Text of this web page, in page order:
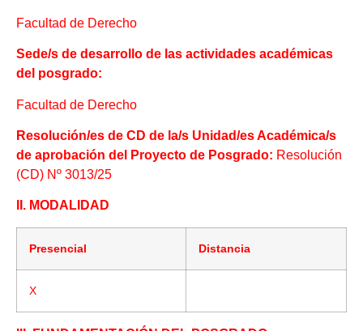
Facultad de Derecho
Sede/s de desarrollo de las actividades académicas
del posgrado:
Facultad de Derecho
Resolución/es de CD de la/s Unidad/es Académica/s
de aprobación del Proyecto de Posgrado: Resolución
(CD) Nº 3013/25
II. MODALIDAD
Presencial Distancia
X